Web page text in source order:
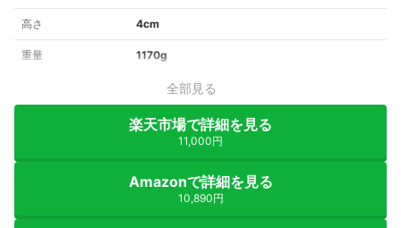
高さ 4cm
重量 1170g
全部見る
楽天市場で詳細を見る
11,000円
Amazonで詳細を見る
10,890円